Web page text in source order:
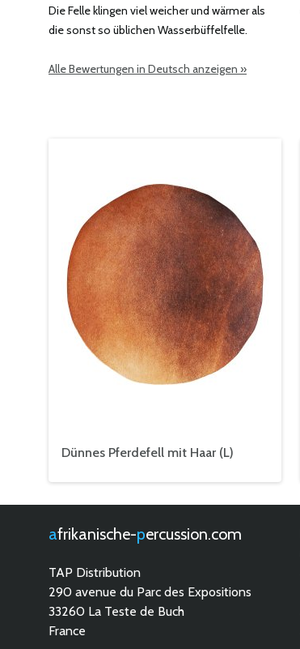
Die Felle klingen viel weicher und wärmer als
die sonst so üblichen Wasserbüffelfelle.
Alle Bewertungen in Deutsch anzeigen »
Dünnes Pferdefell mit Haar (L)
afrikanische- percussion.com
TAP Distribution
290 avenue du Parc des Expositions
33260 La Teste de Buch
France